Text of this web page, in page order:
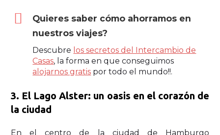
Quieres saber cómo ahorramos en
nuestros viajes?
Descubre los secretos del Intercambio de
Casas, la forma en que conseguimos
alojarnos gratis por todo el mundo!!.
3. El Lago Alster: un oasis en el corazón de
la ciudad
En el centro de la ciudad de Hamburgo